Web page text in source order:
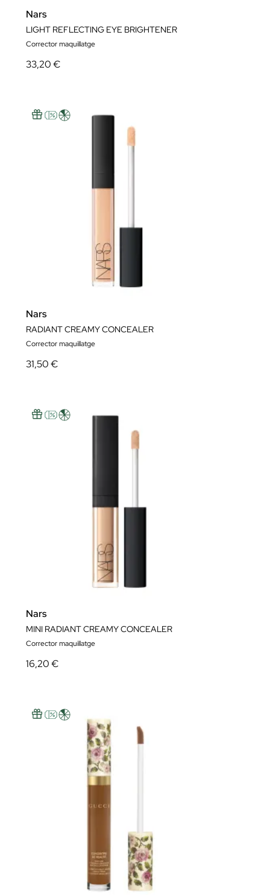
Nars
LIGHT REFLECTING EYE BRIGHTENER
Corrector maquillatge
33,20 €
Nars
RADIANT CREAMY CONCEALER
Corrector maquillatge
31,50 €
Nars
MINI RADIANT CREAMY CONCEALER
Corrector maquillatge
16,20 €